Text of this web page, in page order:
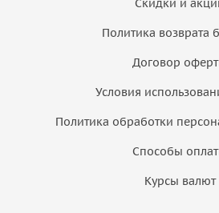
Скидки и
Политика возврата
Договор
Условия
Политика обработки
Способы
Курсы валют